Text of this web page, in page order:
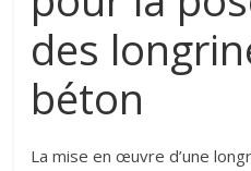
des
béton
La mise en œuvre d’une